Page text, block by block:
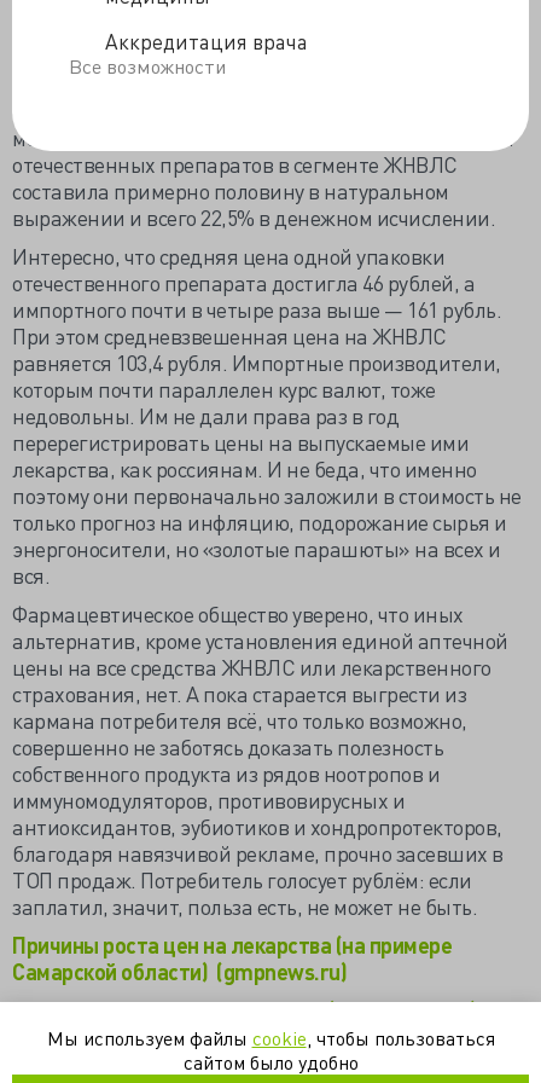
Аккредитация врача
Все возможности
налог на добавленную стоимость, (который они берут
из кармана потребителя). Производитель недоволен,
стоимость препаратов ЖНВЛС, цены на кои не
менялись уже 4 года, а рубль за это время упал. Доля
отечественных препаратов в сегменте ЖНВЛС
составила примерно половину в натуральном
выражении и всего 22,5% в денежном исчислении.
Интересно, что средняя цена одной упаковки
отечественного препарата достигла 46 рублей, а
импортного почти в четыре раза выше — 161 рубль.
При этом средневзвешенная цена на ЖНВЛС
равняется 103,4 рубля. Импортные производители,
которым почти параллелен курс валют, тоже
недовольны. Им не дали права раз в год
перерегистрировать цены на выпускаемые ими
лекарства, как россиянам. И не беда, что именно
поэтому они первоначально заложили в стоимость не
только прогноз на инфляцию, подорожание сырья и
энергоносители, но «золотые парашюты» на всех и
вся.
Фармацевтическое общество уверено, что иных
альтернатив, кроме установления единой аптечной
цены на все средства ЖНВЛС или лекарственного
страхования, нет. А пока старается выгрести из
кармана потребителя всё, что только возможно,
совершенно не заботясь доказать полезность
собственного продукта из рядов ноотропов и
иммуномодуляторов, противовирусных и
антиоксидантов, эубиотиков и хондропротекторов,
благодаря навязчивой рекламе, прочно засевших в
ТОП продаж. Потребитель голосует рублём: если
заплатил, значит, польза есть, не может не быть.
Причины роста цен на лекарства (на примере
Самарской области) (gmpnews.ru)
Кто задирает цены на таблетки (samara.mk.ru)
Эксперты обсудили угрозы, которые могут стать
новыми возможностями для фармрынка
Мы используем файлы cookie , чтобы пользоваться
сайтом было удобно